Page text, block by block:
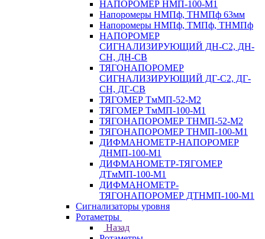
НАПОРОМЕР НМП-100-М1
Напоромеры НМПф, ТНМПф 63мм
Напоромеры НМПф, ТМПф, ТНМПф
НАПОРОМЕР
СИГНАЛИЗИРУЮЩИЙ ДН-С2, ДН-
СН, ДН-СВ
ТЯГОНАПОРОМЕР
СИГНАЛИЗИРУЮЩИЙ ДГ-С2, ДГ-
СН, ДГ-СВ
ТЯГОМЕР ТмМП-52-М2
ТЯГОМЕР ТмМП-100-М1
ТЯГОНАПОРОМЕР ТНМП-52-М2
ТЯГОНАПОРОМЕР ТНМП-100-М1
ДИФМАНОМЕТР-НАПОРОМЕР
ДНМП-100-М1
ДИФМАНОМЕТР-ТЯГОМЕР
ДТмМП-100-М1
ДИФМАНОМЕТР-
ТЯГОНАПОРОМЕР ДТНМП-100-М1
Сигнализаторы уровня
Ротаметры
Назад